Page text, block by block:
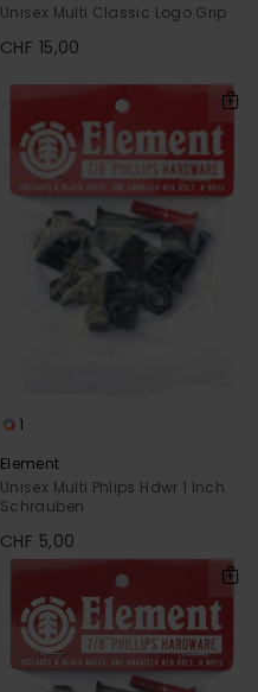
Unisex Multi Classic Logo Grip
CHF 15,00
1
Element
Unisex Multi Phlips Hdwr 1 Inch
Schrauben
CHF 5,00